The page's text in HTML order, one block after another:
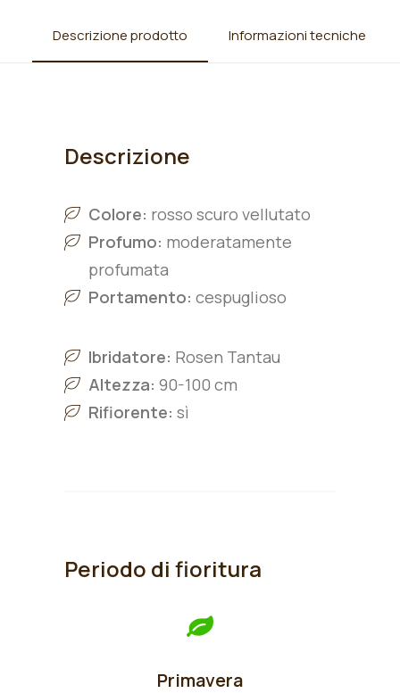
Descrizione prodotto Informazioni tecniche
Descrizione
Colore: rosso scuro vellutato
Profumo: moderatamente
profumata
Portamento: cespuglioso
Ibridatore: Rosen Tantau
Altezza: 90-100 cm
Rifiorente: sì
Periodo di fioritura
Primavera